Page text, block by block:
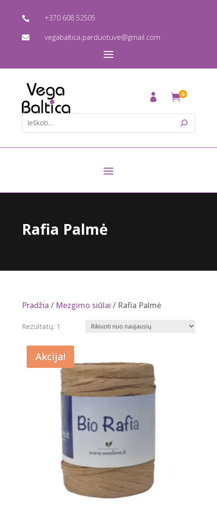
 +370 608 52505
 vegabaltica.parduotuve@gmail.com
0
Rafia Palmė
Pradžia / Mezgimo siūlai / Rafia Palmė
Rezultatų: 1
Akcija!